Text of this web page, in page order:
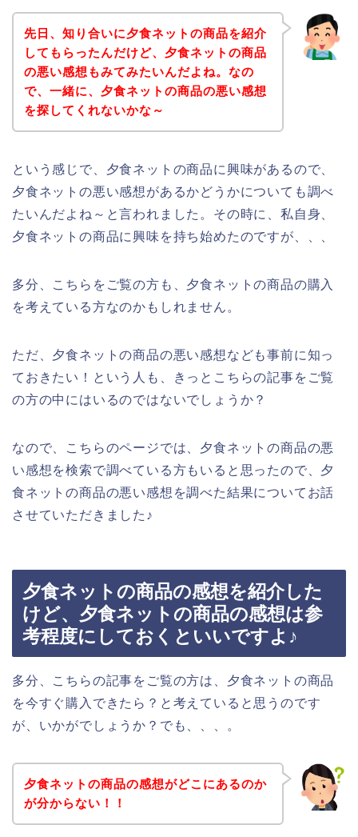
先日、知り合いに夕食ネットの商品を紹介
してもらったんだけど、夕食ネットの商品
の悪い感想もみてみたいんだよね。なの
で、一緒に、夕食ネットの商品の悪い感想
を探してくれないかな～
という感じで、夕食ネットの商品に興味があるので、
夕食ネットの悪い感想があるかどうかについても調べ
たいんだよね～と言われました。その時に、私自身、
夕食ネットの商品に興味を持ち始めたのですが、、、
多分、こちらをご覧の方も、夕食ネットの商品の購入
を考えている方なのかもしれません。
ただ、夕食ネットの商品の悪い感想なども事前に知っ
ておきたい！という人も、きっとこちらの記事をご覧
の方の中にはいるのではないでしょうか？
なので、こちらのページでは、夕食ネットの商品の悪
い感想を検索で調べている方もいると思ったので、夕
食ネットの商品の悪い感想を調べた結果についてお話
させていただきました♪
夕食ネットの商品の感想を紹介した
けど、夕食ネットの商品の感想は参
考程度にしておくといいですよ♪
多分、こちらの記事をご覧の方は、夕食ネットの商品
を今すぐ購入できたら？と考えていると思うのです
が、いかがでしょうか？でも、、、。
夕食ネットの商品の感想がどこにあるのか
が分からない！！